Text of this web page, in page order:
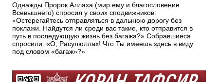
Однажды Пророк Аллаха (мир ему и благословение
Всевышнего) спросил у своих сподвижников:
«Остерегайтесь отправляться в дальнюю дорогу без
поклажи. Найдутся ли среди вас такие, кто отправится в
путь в последующую жизнь без багажа?» Собравшиеся
спросили: «О, Расулюллах! Что Ты имеешь здесь в виду
под словом «багаж»?»